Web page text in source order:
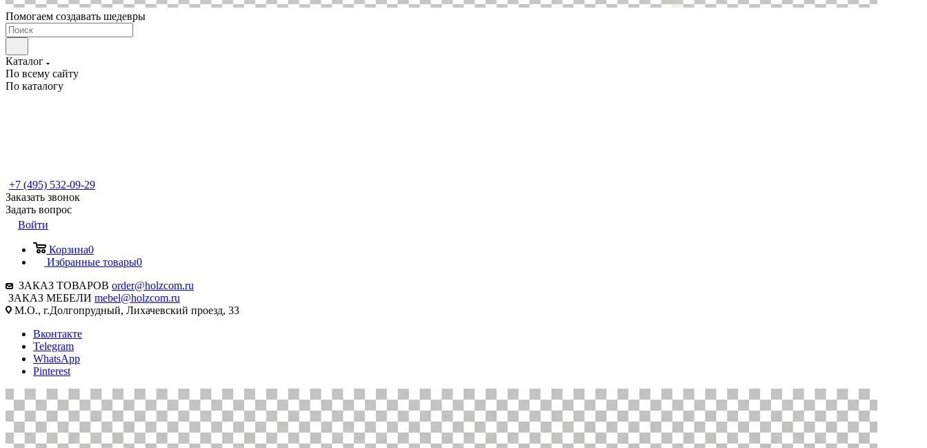
Помогаем создавать шедевры
Каталог
По всему сайту
По каталогу
+7 (495) 532-09-29
Заказать звонок
Задать вопрос
Войти
Корзина0
Избранные товары0
ЗАКАЗ ТОВАРОВ order@holzcom.ru
ЗАКАЗ МЕБЕЛИ mebel@holzcom.ru
М.О., г.Долгопрудный, Лихачевский проезд, 33
Вконтакте
Telegram
WhatsApp
Pinterest